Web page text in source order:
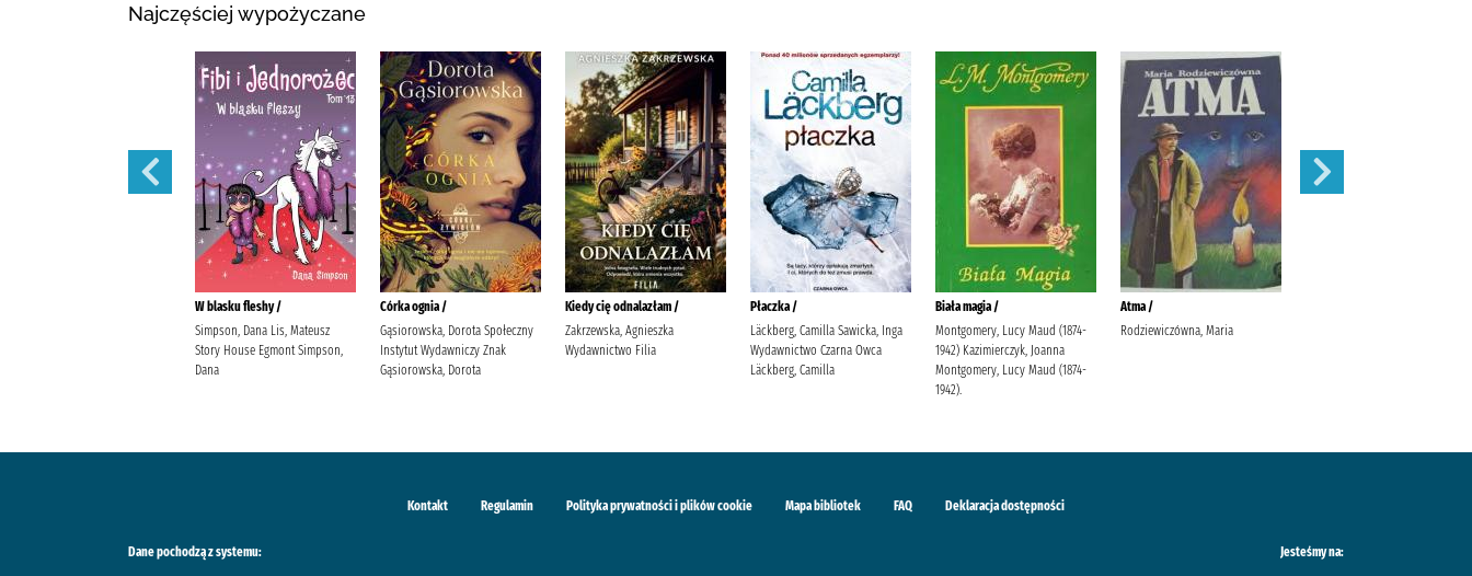
Najczęściej wypożyczane
W blasku fleshy /
Simpson, Dana Lis, Mateusz
Story House Egmont Simpson,
Dana
Córka ognia /
Gąsiorowska, Dorota Społeczny
Instytut Wydawniczy Znak
Gąsiorowska, Dorota
Kiedy cię odnalazłam /
Zakrzewska, Agnieszka
Wydawnictwo Filia
Płaczka /
Läckberg, Camilla Sawicka, Inga
Wydawnictwo Czarna Owca
Läckberg, Camilla
Biała magia /
Montgomery, Lucy Maud (1874-
1942) Kazimierczyk, Joanna
Montgomery, Lucy Maud (1874-
1942).
Atma /
Rodziewiczówna, Maria
Kontakt Regulamin Polityka prywatności i plików cookie Mapa bibliotek FAQ Deklaracja dostępności
Dane pochodzą z systemu: Jesteśmy na: